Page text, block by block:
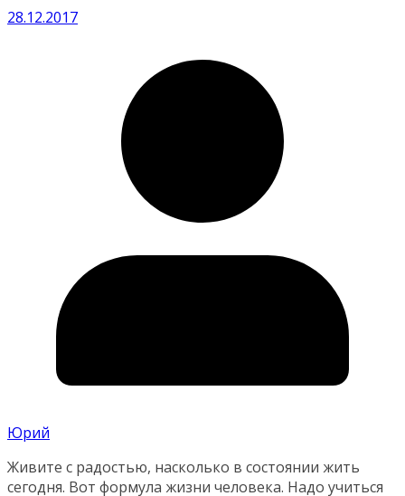
28.12.2017
Юрий
Живите с радостью, насколько в состоянии жить
сегодня. Вот формула жизни человека. Надо учиться